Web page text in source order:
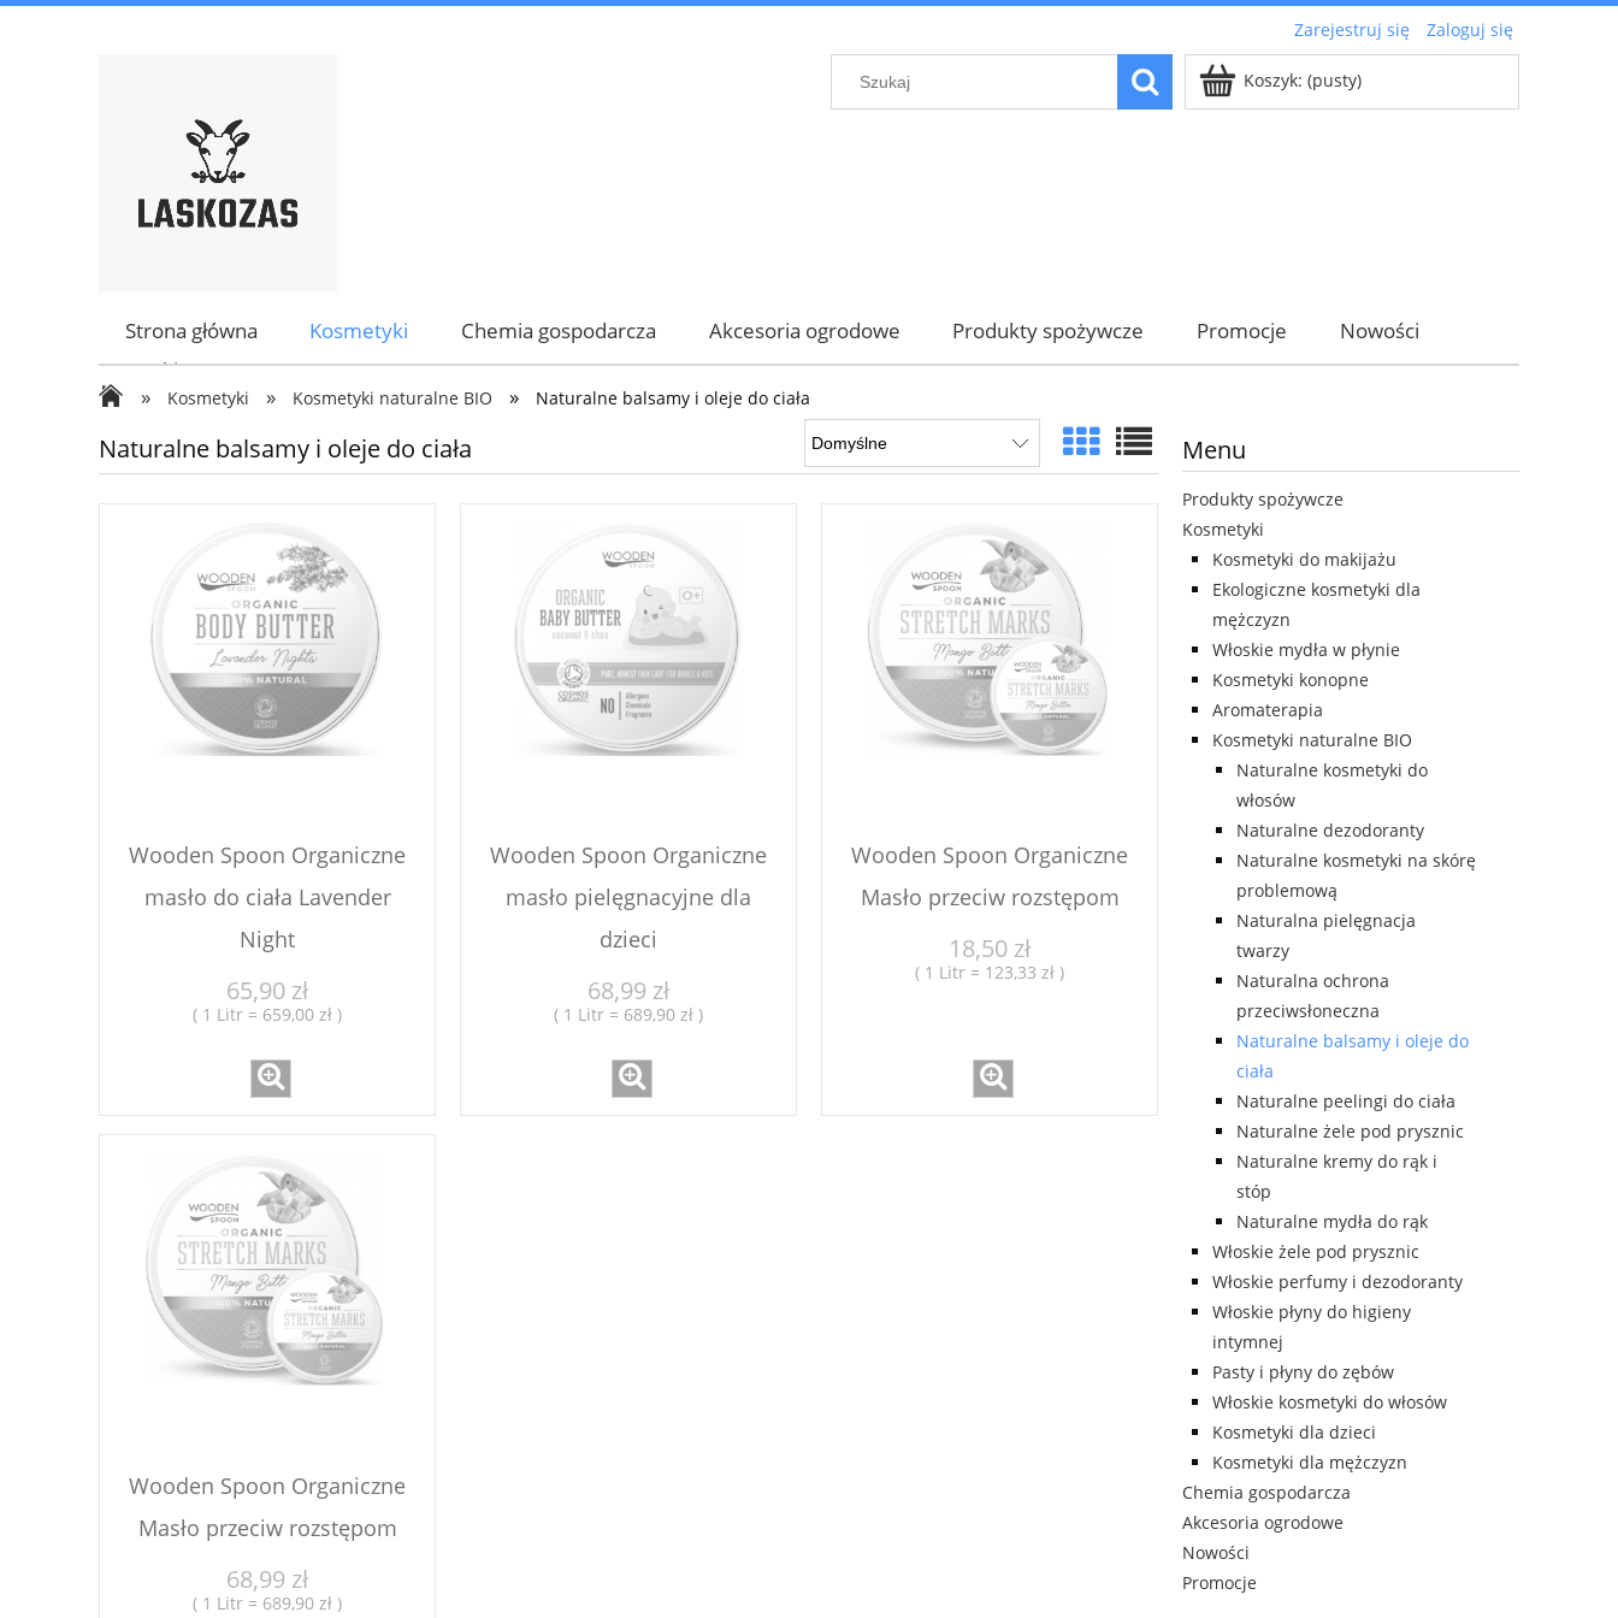
Zarejestruj się Zaloguj się
Koszyk: (pusty)
Strona główna Kosmetyki Chemia gospodarcza Akcesoria ogrodowe Produkty spożywcze Promocje
Nowości
Marki
»
Kosmetyki » Kosmetyki naturalne BIO » Naturalne balsamy i oleje do ciała
Naturalne balsamy i oleje do ciała
Wooden Spoon Organiczne
masło do ciała Lavender
Night
65,90 zł
( 1 Litr = 659,00 zł )
Wooden Spoon Organiczne
masło pielęgnacyjne dla
dzieci
68,99 zł
( 1 Litr = 689,90 zł )
Wooden Spoon Organiczne
Masło przeciw rozstępom
18,50 zł
( 1 Litr = 123,33 zł )
Wooden Spoon Organiczne
Masło przeciw rozstępom
68,99 zł
( 1 Litr = 689,90 zł )
Menu
Produkty spożywcze
Kosmetyki
Kosmetyki do makijażu
Ekologiczne kosmetyki dla
mężczyzn
Włoskie mydła w płynie
Kosmetyki konopne
Aromaterapia
Kosmetyki naturalne BIO
Naturalne kosmetyki do
włosów
Naturalne dezodoranty
Naturalne kosmetyki na skórę
problemową
Naturalna pielęgnacja
twarzy
Naturalna ochrona
przeciwsłoneczna
Naturalne balsamy i oleje do
ciała
Naturalne peelingi do ciała
Naturalne żele pod prysznic
Naturalne kremy do rąk i
stóp
Naturalne mydła do rąk
Włoskie żele pod prysznic
Włoskie perfumy i dezodoranty
Włoskie płyny do higieny
intymnej
Pasty i płyny do zębów
Włoskie kosmetyki do włosów
Kosmetyki dla dzieci
Kosmetyki dla mężczyzn
Chemia gospodarcza
Akcesoria ogrodowe
Nowości
Promocje